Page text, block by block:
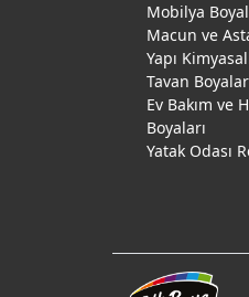
Mobilya
Macun ve
Yapı
Tavan
Ev Bakım ve
Boyaları
Yatak Odası